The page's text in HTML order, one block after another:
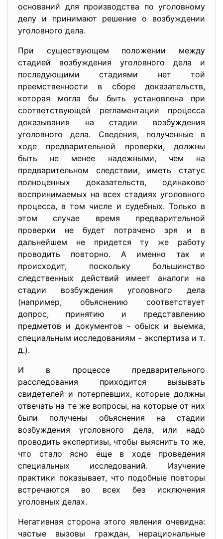
оснований для производства по уголовному
делу и принимают решение о возбуждении
уголовного дела.
При существующем положении между
стадией возбуждения уголовного дела и
последующими стадиями нет той
преемственности в сборе доказательств,
которая могла бы быть установлена при
соответствующей регламентации процесса
доказывания на стадии возбуждения
уголовного дела. Сведения, полученные в
ходе предварительной проверки, должны
быть не менее надежными, чем на
предварительном следствии, иметь статус
полноценных доказательств, одинаково
воспринимаемых на всех стадиях уголовного
процесса, в том числе и судебных. Только в
этом случае время предварительной
проверки не будет потрачено зря и в
дальнейшем не придется ту же работу
проводить повторно. А именно так и
происходит, поскольку большинство
следственных действий имеет аналоги на
стадии возбуждения уголовного дела
(например, объяснению соответствует
допрос, принятию и представлению
предметов и документов - обыск и выемка,
специальным исследованиям - экспертиза и т.
д.).
И в процессе предварительного
расследования приходится вызывать
свидетелей и потерпевших, которые должны
отвечать на те же вопросы, на которые от них
были получены объяснения на стадии
возбуждения уголовного дела, или надо
проводить экспертизы, чтобы выяснить то же,
что стало ясно еще в ходе проведения
специальных исследований. Изучение
практики показывает, что подобные повторы
встречаются во всех без исключения
уголовных делах.
Негативная сторона этого явления очевидна:
частые вызовы граждан, нерациональные